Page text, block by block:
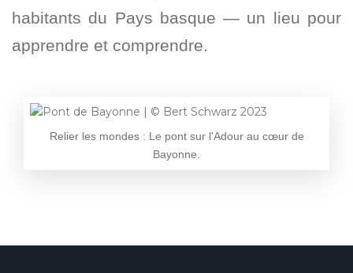
habitants du Pays basque — un lieu pour
apprendre et comprendre.
Relier les mondes : Le pont sur l'Adour au cœur de
Bayonne.